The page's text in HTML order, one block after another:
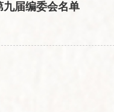
届编委会名单